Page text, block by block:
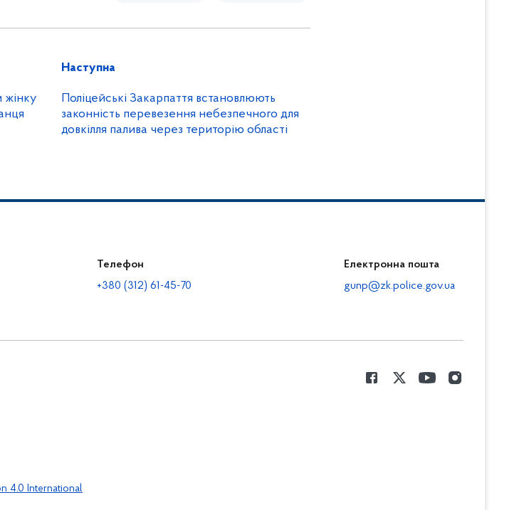
жінку
Наступна
Поліцейські Закарпаття встановлюють
законність перевезення небезпечного для
довкілля палива через територію області
Телефон
+380 (312) 61-45-70
Електронна пошта
gunp@zk.police.gov.ua
4.0 International